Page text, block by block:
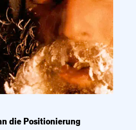
die Positionierung